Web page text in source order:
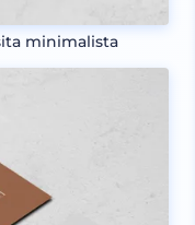
minimalista